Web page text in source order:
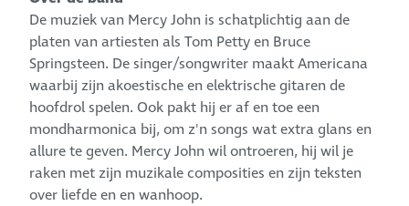
De muziek van Mercy John is schatplichtig aan de
platen van artiesten als Tom Petty en Bruce
Springsteen. De singer/songwriter maakt Americana
waarbij zijn akoestische en elektrische gitaren de
hoofdrol spelen. Ook pakt hij er af en toe een
mondharmonica bij, om z'n songs wat extra glans en
allure te geven. Mercy John wil ontroeren, hij wil je
raken met zijn muzikale composities en zijn teksten
over liefde en en wanhoop.